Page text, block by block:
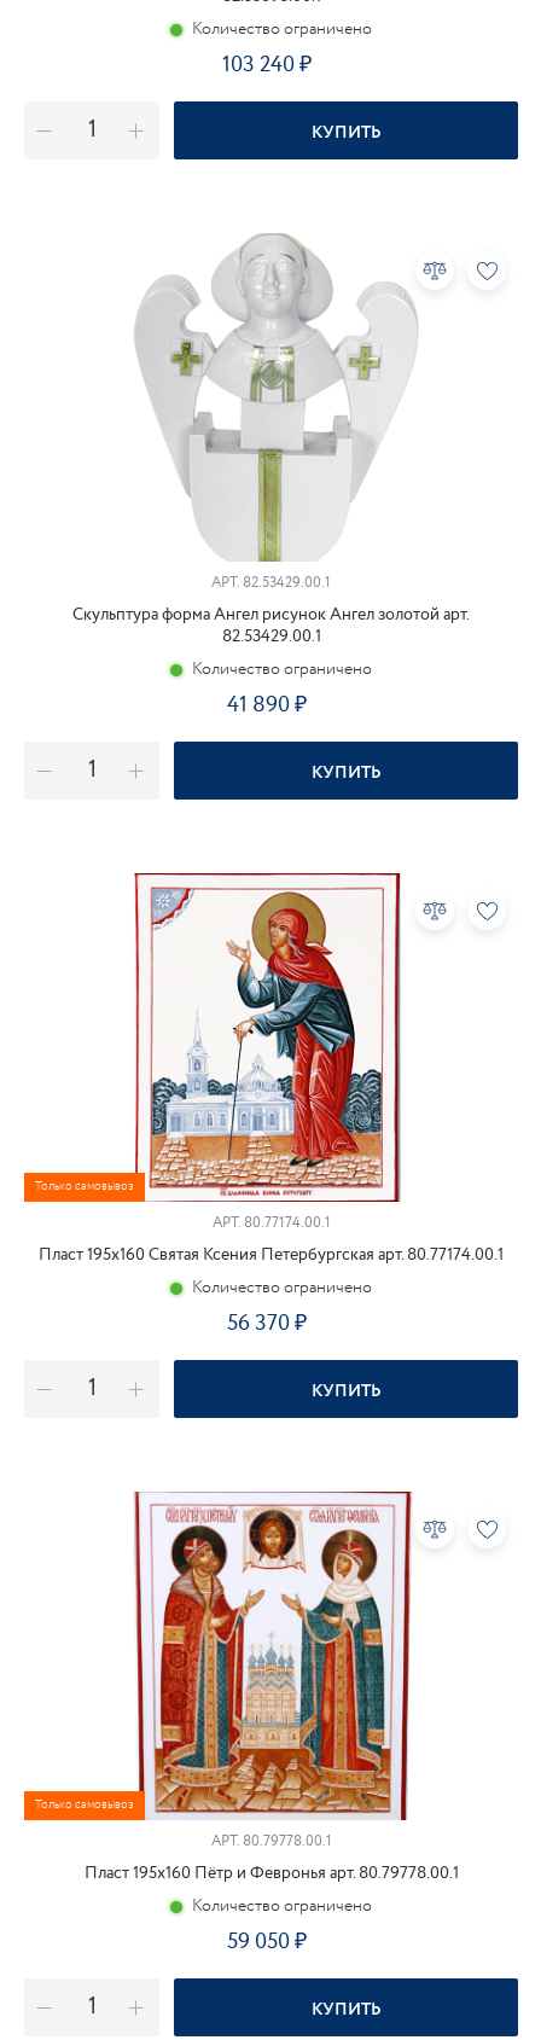
Количество ограничено
103 240
КУПИТЬ
АРТ. 82.53429.00.1
Скульптура форма Ангел рисунок Ангел золотой арт.
82.53429.00.1
Количество ограничено
41 890
КУПИТЬ
Только самовывоз
АРТ.80.77174.00.1
Пласт 195х160 Святая Ксения Петербургская арт. 80.77174.00.1
Количество ограничено
56 370
КУПИТЬ
Только самовывоз
АРТ.80.79778.00.1
Пласт 195х160 Пётр и Февронья арт. 80.79778.00.1
Количество ограничено
59 050
КУПИТЬ